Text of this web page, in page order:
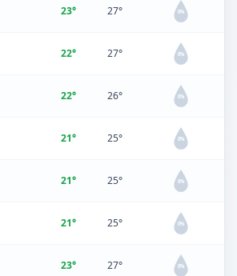
23° 27° 0%
22° 27° 0%
22° 26° 0%
21° 25° 0%
21° 25° 0%
21° 25° 0%
23° 27° 0%